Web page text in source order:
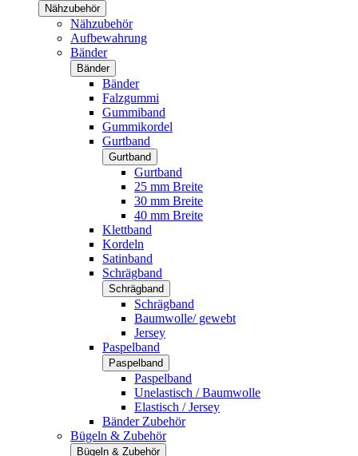
Nähzubehör
Nähzubehör
Aufbewahrung
Bänder
Bänder
Bänder
Falzgummi
Gummiband
Gummikordel
Gurtband
Gurtband
Gurtband
25 mm Breite
30 mm Breite
40 mm Breite
Klettband
Kordeln
Satinband
Schrägband
Schrägband
Schrägband
Baumwolle/ gewebt
Jersey
Paspelband
Paspelband
Paspelband
Unelastisch / Baumwolle
Elastisch / Jersey
Bänder Zubehör
Bügeln & Zubehör
Bügeln & Zubehör